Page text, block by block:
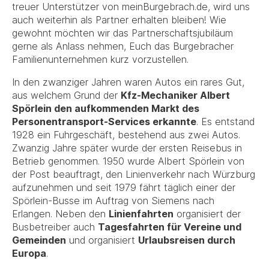
treuer Unterstützer von meinBurgebrach.de, wird uns
auch weiterhin als Partner erhalten bleiben! Wie
gewohnt möchten wir das Partnerschaftsjubiläum
gerne als Anlass nehmen, Euch das Burgebracher
Familienunternehmen kurz vorzustellen.
In den zwanziger Jahren waren Autos ein rares Gut,
aus welchem Grund der Kfz-Mechaniker Albert
Spörlein den aufkommenden Markt des
Personentransport-Services erkannte. Es entstand
1928 ein Fuhrgeschäft, bestehend aus zwei Autos.
Zwanzig Jahre später wurde der ersten Reisebus in
Betrieb genommen. 1950 wurde Albert Spörlein von
der Post beauftragt, den Linienverkehr nach Würzburg
aufzunehmen und seit 1979 fährt täglich einer der
Spörlein-Busse im Auftrag von Siemens nach
Erlangen. Neben den Linienfahrten organisiert der
Busbetreiber auch Tagesfahrten für Vereine und
Gemeinden und organisiert Urlaubsreisen durch
Europa.